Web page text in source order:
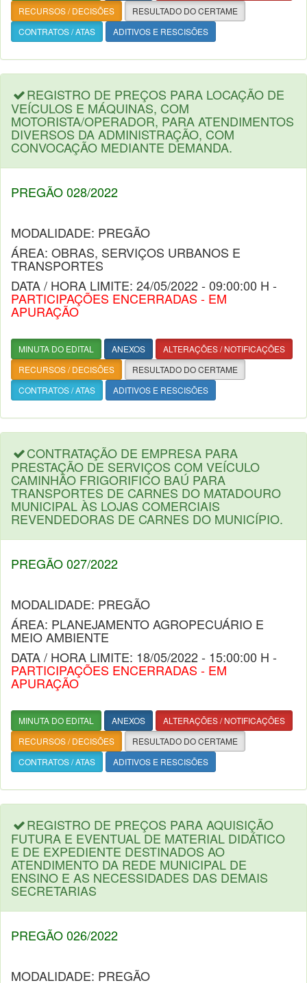
RECURSOS / DECISÕES
RESULTADO DO CERTAME
CONTRATOS / ATAS
ADITIVOS E RESCISÕES
REGISTRO DE PREÇOS PARA LOCAÇÃO DE
VEÍCULOS E MÁQUINAS, COM
MOTORISTA/OPERADOR, PARA ATENDIMENTOS
DIVERSOS DA ADMINISTRAÇÃO, COM
CONVOCAÇÃO MEDIANTE DEMANDA.
PREGÃO 028/2022
MODALIDADE: PREGÃO
ÁREA: OBRAS, SERVIÇOS URBANOS E
TRANSPORTES
DATA / HORA LIMITE: 24/05/2022 - 09:00:00 H -
PARTICIPAÇÕES ENCERRADAS - EM
APURAÇÃO
MINUTA DO EDITAL ANEXOS
ALTERAÇÕES / NOTIFICAÇÕES
RECURSOS / DECISÕES
RESULTADO DO CERTAME
CONTRATOS / ATAS
ADITIVOS E RESCISÕES
CONTRATAÇÃO DE EMPRESA PARA
PRESTAÇÃO DE SERVIÇOS COM VEÍCULO
CAMINHÃO FRIGORIFICO BAÚ PARA
TRANSPORTES DE CARNES DO MATADOURO
MUNICIPAL ÀS LOJAS COMERCIAIS
REVENDEDORAS DE CARNES DO MUNICÍPIO.
PREGÃO 027/2022
MODALIDADE: PREGÃO
ÁREA: PLANEJAMENTO AGROPECUÁRIO E
MEIO AMBIENTE
DATA / HORA LIMITE: 18/05/2022 - 15:00:00 H -
PARTICIPAÇÕES ENCERRADAS - EM
APURAÇÃO
MINUTA DO EDITAL ANEXOS
ALTERAÇÕES / NOTIFICAÇÕES
RECURSOS / DECISÕES
RESULTADO DO CERTAME
CONTRATOS / ATAS
ADITIVOS E RESCISÕES
REGISTRO DE PREÇOS PARA AQUISIÇÃO
FUTURA E EVENTUAL DE MATERIAL DIDÁTICO
E DE EXPEDIENTE DESTINADOS AO
ATENDIMENTO DA REDE MUNICIPAL DE
ENSINO E AS NECESSIDADES DAS DEMAIS
SECRETARIAS
PREGÃO 026/2022
MODALIDADE: PREGÃO